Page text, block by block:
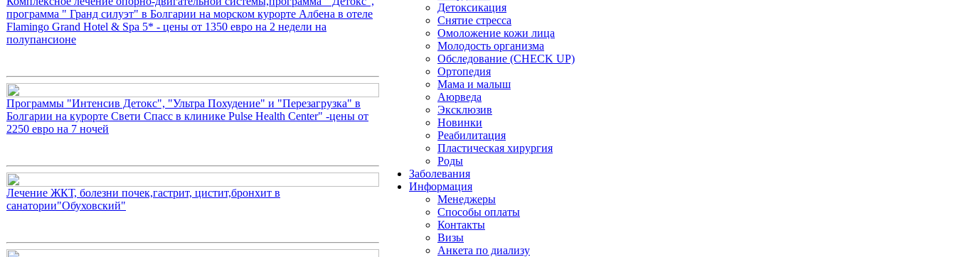
программа " Гранд силуэт" в Болгарии на морском курорте Албена в отеле
Flamingo Grand Hotel & Spa 5* - цены от 1350 евро на 2 недели на
полупансионе
Программы "Интенсив Детокс", "Ультра Похудение" и "Перезагрузка" в
Болгарии на курорте Свети Спасс в клинике Pulse Health Center" -цены от
2250 евро на 7 ночей
Лечение ЖКТ, болезни почек,гастрит, цистит,бронхит в
санатории"Обуховский"
Детоксикация
Снятие стресса
Омоложение кожи лица
Молодость организма
Обследование (CHECK UP)
Ортопедия
Мама и малыш
Аюрведа
Эксклюзив
Новинки
Реабилитация
Пластическая хирургия
Роды
Заболевания
Информация
Менеджеры
Способы оплаты
Контакты
Визы
Анкета по диализу